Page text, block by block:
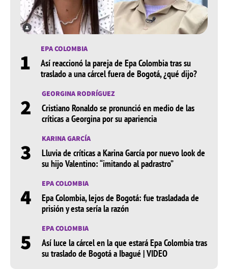
1 EPA COLOMBIA
Así reaccionó la pareja de Epa Colombia tras su
traslado a una cárcel fuera de Bogotá, ¿qué dijo?
2 GEORGINA RODRÍGUEZ
Cristiano Ronaldo se pronunció en medio de las
críticas a Georgina por su apariencia
3 KARINA GARCÍA
Lluvia de críticas a Karina García por nuevo look de
su hijo Valentino: “imitando al padrastro”
4 EPA COLOMBIA
Epa Colombia, lejos de Bogotá: fue trasladada de
prisión y esta sería la razón
5 EPA COLOMBIA
Así luce la cárcel en la que estará Epa Colombia tras
su traslado de Bogotá a Ibagué | VIDEO